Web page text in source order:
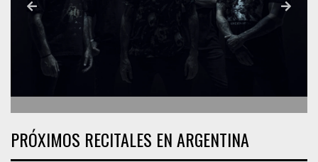
PRÓXIMOS RECITALES EN ARGENTINA